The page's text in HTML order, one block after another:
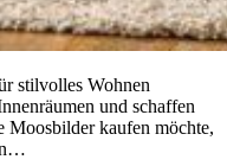
stilvolles Wohnen
und schaffen
Moosbilder kaufen möchte,